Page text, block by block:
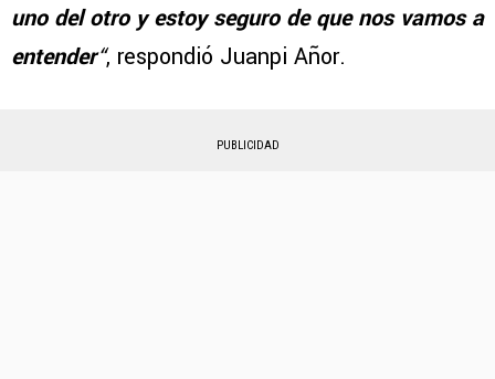
uno del otro y estoy seguro de que nos vamos a
entender“, respondió Juanpi Añor.
PUBLICIDAD